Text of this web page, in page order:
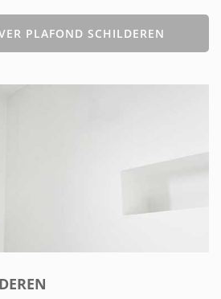
PLAFOND SCHILDEREN